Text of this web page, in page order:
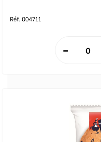
Réf. 004711